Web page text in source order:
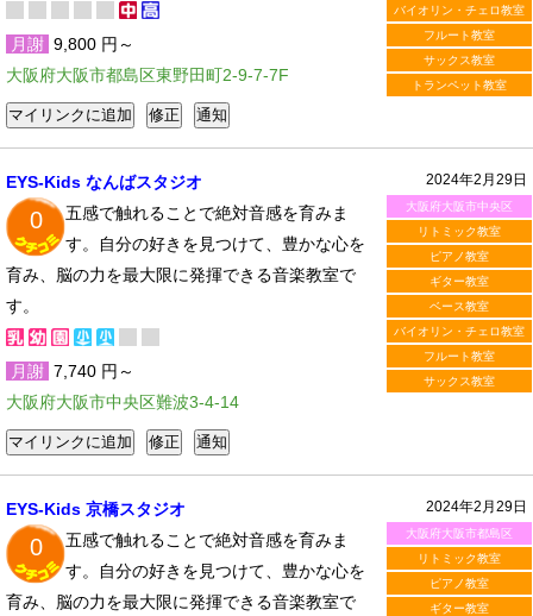
バイオリン・チェロ教室
フルート教室
サックス教室
トランペット教室
月謝 9,800 円～
大阪府大阪市都島区東野田町2-9-7-7F
2024年2月29日
大阪府大阪市中央区
リトミック教室
ピアノ教室
ギター教室
ベース教室
バイオリン・チェロ教室
フルート教室
サックス教室
EYS-Kids なんばスタジオ
0
五感で触れることで絶対音感を育みま
す。自分の好きを見つけて、豊かな心を
育み、脳の力を最大限に発揮できる音楽教室で
す。
月謝 7,740 円～
大阪府大阪市中央区難波3-4-14
2024年2月29日
大阪府大阪市都島区
リトミック教室
ピアノ教室
ギター教室
EYS-Kids 京橋スタジオ
0
五感で触れることで絶対音感を育みま
す。自分の好きを見つけて、豊かな心を
育み、脳の力を最大限に発揮できる音楽教室で